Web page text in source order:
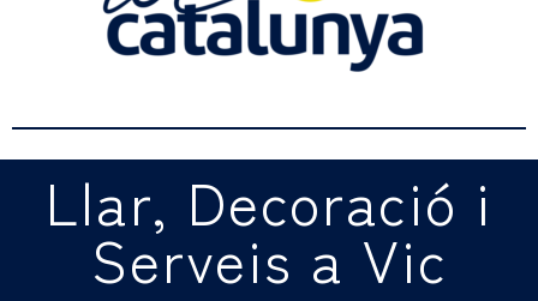
Llar, Decoració i
Serveis a Vic